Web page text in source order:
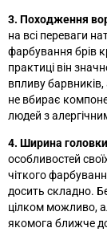
3. Походження
на всі переваги
фарбування брів
практиці він
впливу
не вбирає
людей з
4. Ширина
особливостей
чіткого
досить складно.
цілком можливо,
якомога ближче